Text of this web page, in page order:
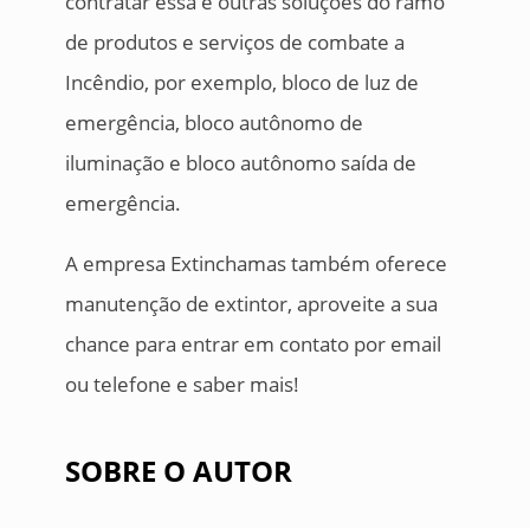
de produtos e serviços de combate a
Incêndio, por exemplo, bloco de luz de
emergência, bloco autônomo de
iluminação e bloco autônomo saída de
emergência.
A empresa Extinchamas também oferece
manutenção de extintor, aproveite a sua
chance para entrar em contato por email
ou telefone e saber mais!
SOBRE O AUTOR